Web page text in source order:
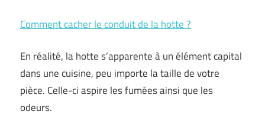
Comment cacher le conduit de la hotte ?
En réalité, la hotte s’apparente à un élément capital
dans une cuisine, peu importe la taille de votre
pièce. Celle-ci aspire les fumées ainsi que les
odeurs.